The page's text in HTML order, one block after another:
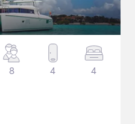
8 4 4